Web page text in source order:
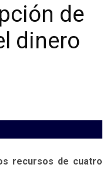
de
dinero
recursos de cuatro